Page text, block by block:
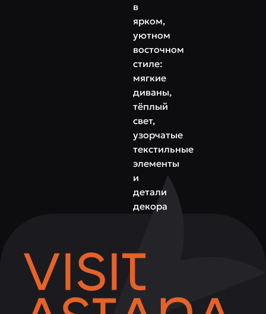
в
ярком,
уютном
восточном
стиле:
мягкие
диваны,
тёплый
свет,
узорчатые
текстильные
элементы
и
детали
декора
место,
где